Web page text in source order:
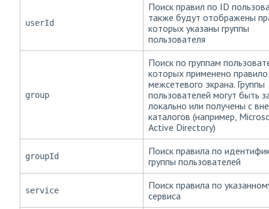
userId
Поиск правил по ID
также будут отображены
которых указаны группы
пользователя
group
Поиск по группам
которых применено правило
межсетевого экрана. Группы
пользователей могут быть
локально или получены с
каталогов (например,
Active Directory)
groupId
Поиск правила по
группы пользователей
service
Поиск правила по
сервиса